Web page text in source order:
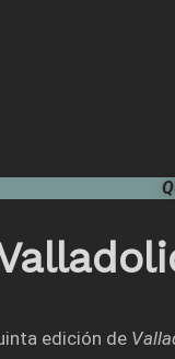
edición de